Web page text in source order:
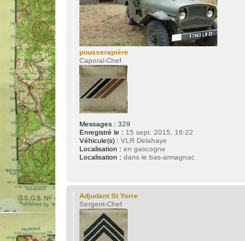
pousserapière
Caporal-Chef
Messages : 329
Enregistré le : 15 sept. 2015, 16:22
Véhicule(s) : VLR Delahaye
Localisation : en gascogne
Localisation : dans le bas-armagnac
Adjudant St Yorre
Sergent-Chef